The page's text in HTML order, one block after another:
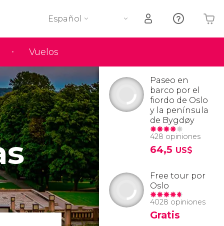
Vuelos
Español
Paseo en
barco por el
fiordo de Oslo
y la península
de Bygdøy
428 opiniones
64,5 US$
Free tour por
Oslo
4028 opiniones
Gratis